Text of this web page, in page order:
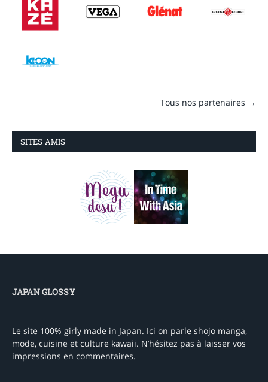
Tous nos partenaires →
SITES AMIS
JAPAN GLOSSY
Le site 100% girly made in Japan. Ici on parle shojo manga,
mode, cuisine et culture kawaii. N’hésitez pas à laisser vos
impressions en commentaires.